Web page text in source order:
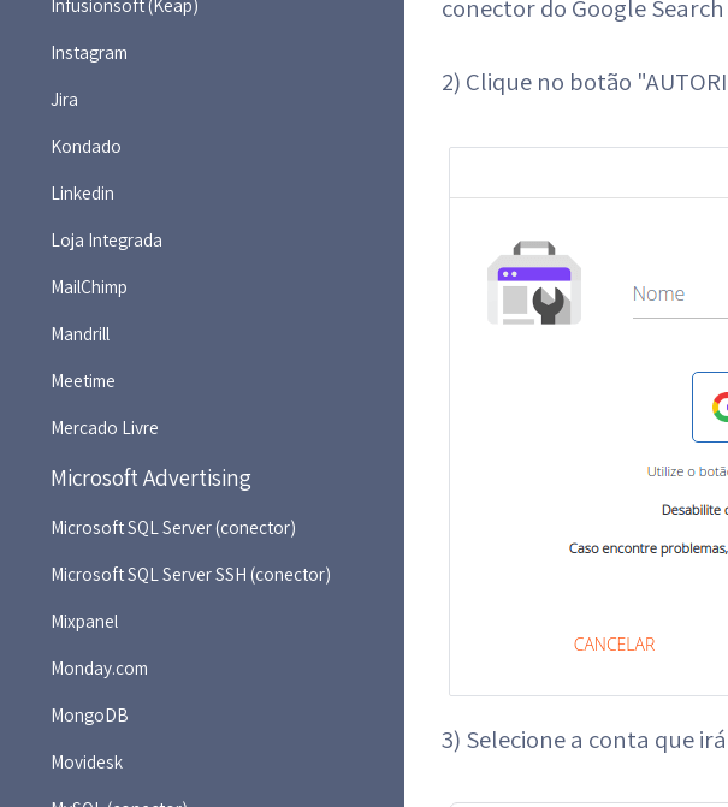
Infusionsoft (Keap)
Instagram
Jira
Kondado
Linkedin
Loja Integrada
MailChimp
Mandrill
Meetime
Mercado Livre
Microsoft Advertising
Microsoft SQL Server (conector)
Microsoft SQL Server SSH (conector)
Mixpanel
Monday.com
MongoDB
Movidesk
conector do Google
2) Clique no botão
3) Selecione a conta que